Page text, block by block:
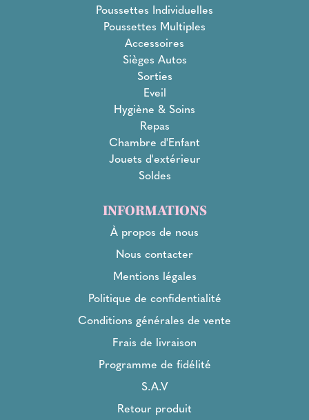
Poussettes Individuelles
Poussettes Multiples
Accessoires
Sièges Autos
Sorties
Eveil
Hygiène & Soins
Repas
Chambre d'Enfant
Jouets d'extérieur
Soldes
INFORMATIONS
À propos de nous
Nous contacter
Mentions légales
Politique de confidentialité
Conditions générales de vente
Frais de livraison
Programme de fidélité
S.A.V
Retour produit